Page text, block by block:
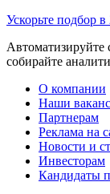
Ускорьте подбор в
Автоматизируйте
собирайте
О компании
Наши
Партнерам
Реклама на
Новости и
Инвесторам
Кандидаты